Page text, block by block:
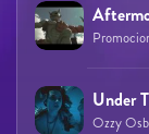
Under
Ozzy